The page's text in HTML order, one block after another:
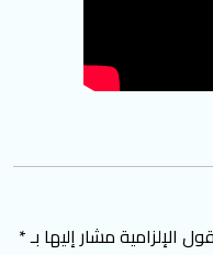
الإلزامية مشار إليها بـ*